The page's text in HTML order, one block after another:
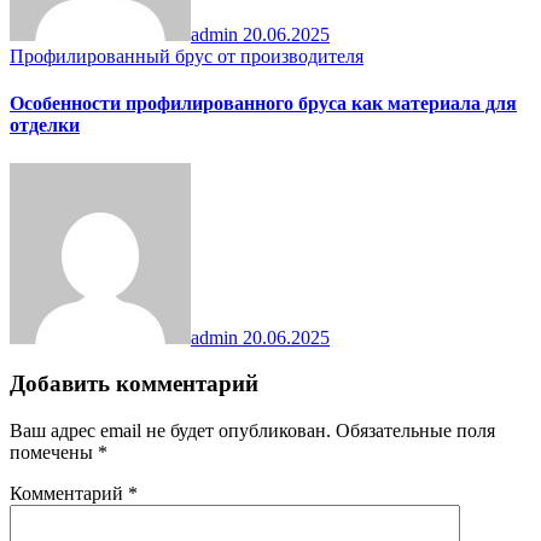
admin 20.06.2025
Профилированный брус от производителя
Особенности профилированного бруса как материала для
отделки
admin 20.06.2025
Добавить комментарий
Ваш адрес email не будет опубликован. Обязательные поля
помечены *
Комментарий *